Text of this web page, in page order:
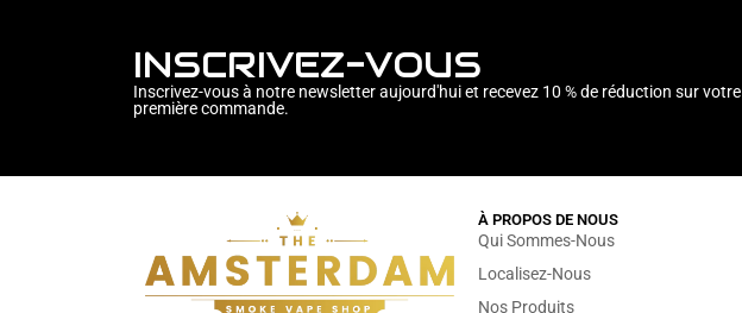
INSCRIVEZ-VOUS
Inscrivez-vous à notre newsletter aujourd'hui et recevez 10 % de réduction sur votre
première commande.
À PROPOS DE NOUS
Qui Sommes-Nous
Localisez-Nous
Nos Produits